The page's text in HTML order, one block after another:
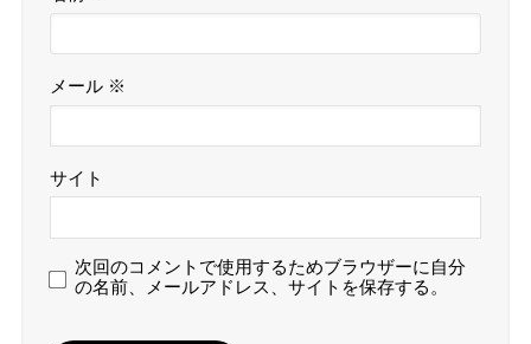
メール ※
サイト
次回のコメントで使用するためブラウザーに自分
の名前、メールアドレス、サイトを保存する。